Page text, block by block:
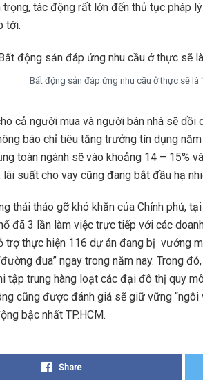
trọng, tác động rất lớn đến thủ tục pháp
tới.
Bất động sản đáp ứng nhu cầu ở thực sẽ là
cả người mua và người bán nhà sẽ
báo chỉ tiêu tăng trưởng tín dụng
toàn ngành sẽ vào khoảng 14 – 15%
lãi suất cho vay cũng đang bắt đầu hạ
thái tháo gỡ khó khăn của Chính phủ,
đã 3 lần làm việc trực tiếp với các
trợ thực hiện 116 dự án đang bị vướng
đua” ngay trong năm nay. Trong
tập trung hàng loạt các đại đô thị quy
cũng được đánh giá sẽ giữ vững
bậc nhất TP.HCM.
Share